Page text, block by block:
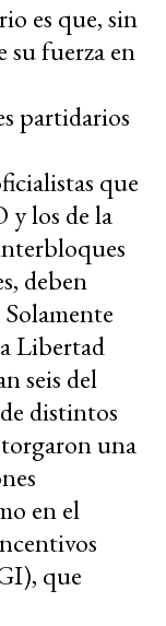
es que, sin
su fuerza en
partidarios
que
y los de la
deben
Libertad
seis del
distintos
una
en el
que